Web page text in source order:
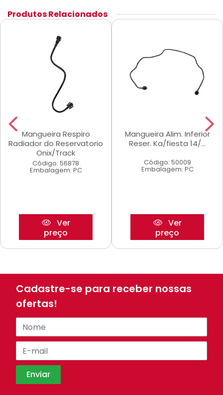
Produtos Relacionados
Mangueira Respiro
Radiador do Reservatorio
Onix/Track
Código: 56878
Embalagem: PC
Ver
preço
Mangueira Alim. Inferior
Reser. Ka/fiesta 14/...
Código: 50009
Embalagem: PC
Ver
preço
Cadastre-se para receber nossas
ofertas!